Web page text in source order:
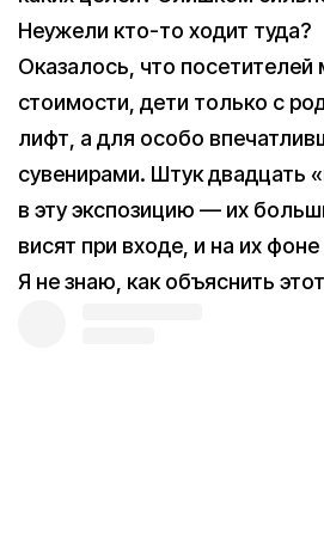
Неужели кто-то ходит туда?
Оказалось, что
стоимости, дети только с
лифт, а для особо
сувенирами. Штук двадцать
в эту экспозицию — их
висят при входе, и на их
Я не знаю, как объяснить